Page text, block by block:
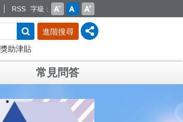
RSS 字級
進階搜尋
獎助津貼
常見問答